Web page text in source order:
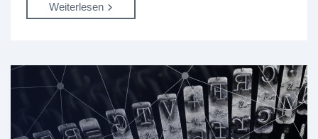
Weiterlesen